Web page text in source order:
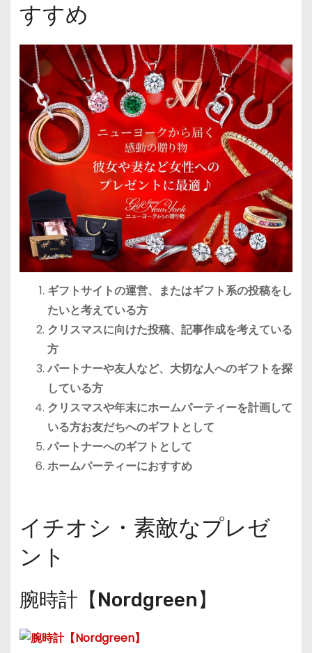
すすめ
ギフトサイトの運営、またはギフト系の投稿をし
たいと考えている方
クリスマスに向けた投稿、記事作成を考えている
方
パートナーや友人など、大切な人へのギフトを探
している方
クリスマスや年末にホームパーティーを計画して
いる方お友だちへのギフトとして
パートナーへのギフトとして
ホームパーティーにおすすめ
イチオシ・素敵なプレゼ
ント
腕時計【Nordgreen】